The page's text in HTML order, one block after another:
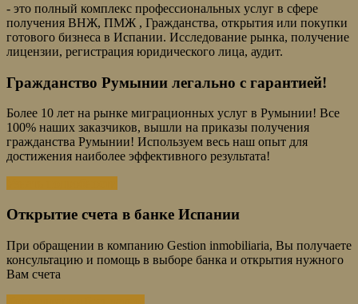
- это полный комплекс профессиональных услуг в сфере
получения ВНЖ, ПМЖ , Гражданства, открытия или покупки
готового бизнеса в Испании. Исследование рынка, получение
лицензии, регистрация юридического лица, аудит.
Гражданство Румынии легально с гарантией!
Более 10 лет на рынке миграционных услуг в Румынии! Все
100% наших заказчиков, вышли на приказы получения
гражданства Румынии! Используем весь наш опыт для
достижения наиболее эффективного результата!
Открытие счета в банке Испании
При обращении в компанию Gestion inmobiliaria, Вы получаете
консультацию и помощь в выборе банка и открытия нужного
Вам счета